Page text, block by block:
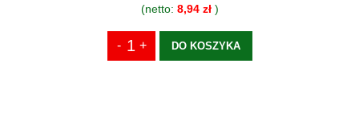
(netto: 8,94 zł)
DO KOSZYKA